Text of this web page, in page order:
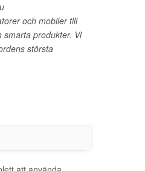
och mobiler till
smarta produkter. Vi
största